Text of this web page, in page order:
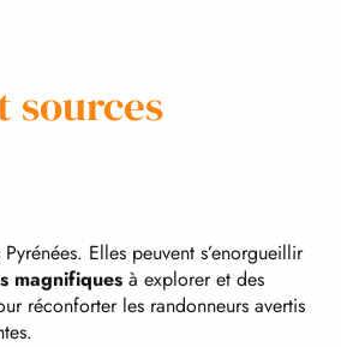
sources
Elles peuvent s’enorgueillir
magnifiques à explorer et des
réconforter les randonneurs avertis